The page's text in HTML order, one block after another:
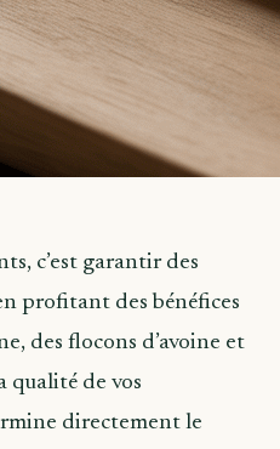
c’est garantir des
profitant des bénéfices
des flocons d’avoine et
qualité de vos
directement le